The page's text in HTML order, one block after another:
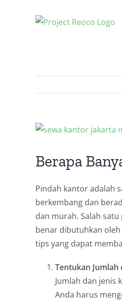
View
Image
Berapa
Pindah kantor adalah
berkembang dan
dan murah. Salah
benar dibutuhkan
tips yang dapat
Tentukan Jumlah
Jumlah dan jenis
Anda harus